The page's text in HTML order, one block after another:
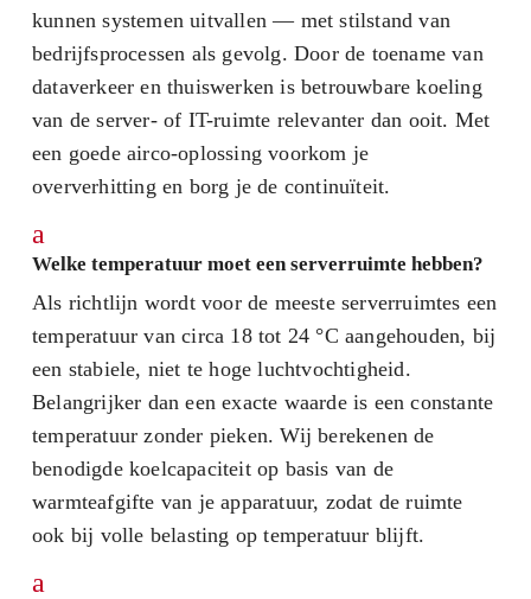
kunnen systemen uitvallen — met stilstand van
bedrijfsprocessen als gevolg. Door de toename van
dataverkeer en thuiswerken is betrouwbare koeling
van de server- of IT-ruimte relevanter dan ooit. Met
een goede airco-oplossing voorkom je
oververhitting en borg je de continuïteit.
a
Welke temperatuur moet een serverruimte hebben?
Als richtlijn wordt voor de meeste serverruimtes een
temperatuur van circa 18 tot 24 °C aangehouden, bij
een stabiele, niet te hoge luchtvochtigheid.
Belangrijker dan een exacte waarde is een constante
temperatuur zonder pieken. Wij berekenen de
benodigde koelcapaciteit op basis van de
warmteafgifte van je apparatuur, zodat de ruimte
ook bij volle belasting op temperatuur blijft.
a